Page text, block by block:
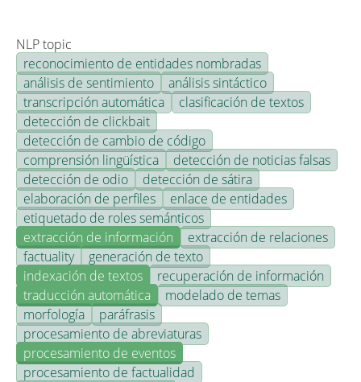
NLP topic
reconocimiento de entidades nombradas
análisis de sentimiento
análisis sintáctico
transcripción automática
clasificación de textos
detección de clickbait
detección de cambio de código
comprensión lingüística
detección de noticias falsas
detección de odio
detección de sátira
elaboración de perfiles
enlace de entidades
etiquetado de roles semánticos
extracción de información
extracción de relaciones
factuality
generación de texto
indexación de textos
recuperación de información
traducción automática
modelado de temas
morfología
paráfrasis
procesamiento de abreviaturas
procesamiento de eventos
procesamiento de factualidad